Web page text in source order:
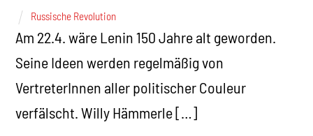
Russische Revolution
Am 22.4. wäre Lenin 150 Jahre alt geworden.
Seine Ideen werden regelmäßig von
VertreterInnen aller politischer Couleur
verfälscht. Willy Hämmerle […]